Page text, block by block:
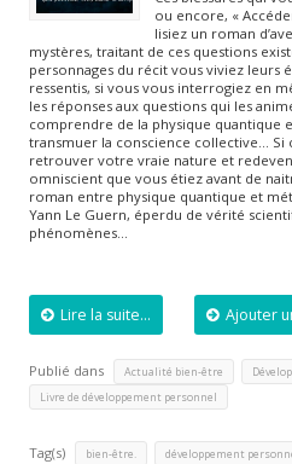
ou encore, «
lisiez un roman
mystères, traitant de ces questions
personnages du récit vous viviez
ressentis, si vous vous interrogiez en
les réponses aux questions qui les
comprendre de la physique quantique
transmuer la conscience collective… Si
retrouver votre vraie nature et
omniscient que vous étiez avant de
roman entre physique quantique et
Yann Le Guern, éperdu de vérité
phénomènes…
Lire la suite... Ajouter
Publié dans Actualité bien-être
Livre de développement personnel
Tag(s) bien-être. développement